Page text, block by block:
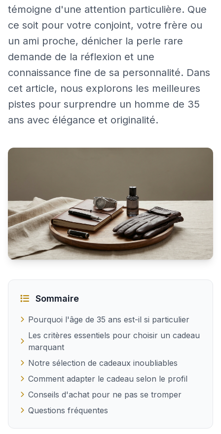
témoigne d'une attention particulière. Que
ce soit pour votre conjoint, votre frère ou
un ami proche, dénicher la perle rare
demande de la réflexion et une
connaissance fine de sa personnalité. Dans
cet article, nous explorons les meilleures
pistes pour surprendre un homme de 35
ans avec élégance et originalité.
Sommaire
Pourquoi l'âge de 35 ans est-il si particulier
Les critères essentiels pour choisir un cadeau
marquant
Notre sélection de cadeaux inoubliables
Comment adapter le cadeau selon le profil
Conseils d'achat pour ne pas se tromper
Questions fréquentes